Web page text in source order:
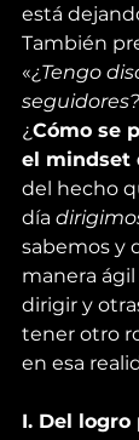
está
También
«¿Tengo
¿Cómo se
el mindset
del hecho
día
sabemos y
manera
dirigir y
tener otro
en esa
I. Del logro